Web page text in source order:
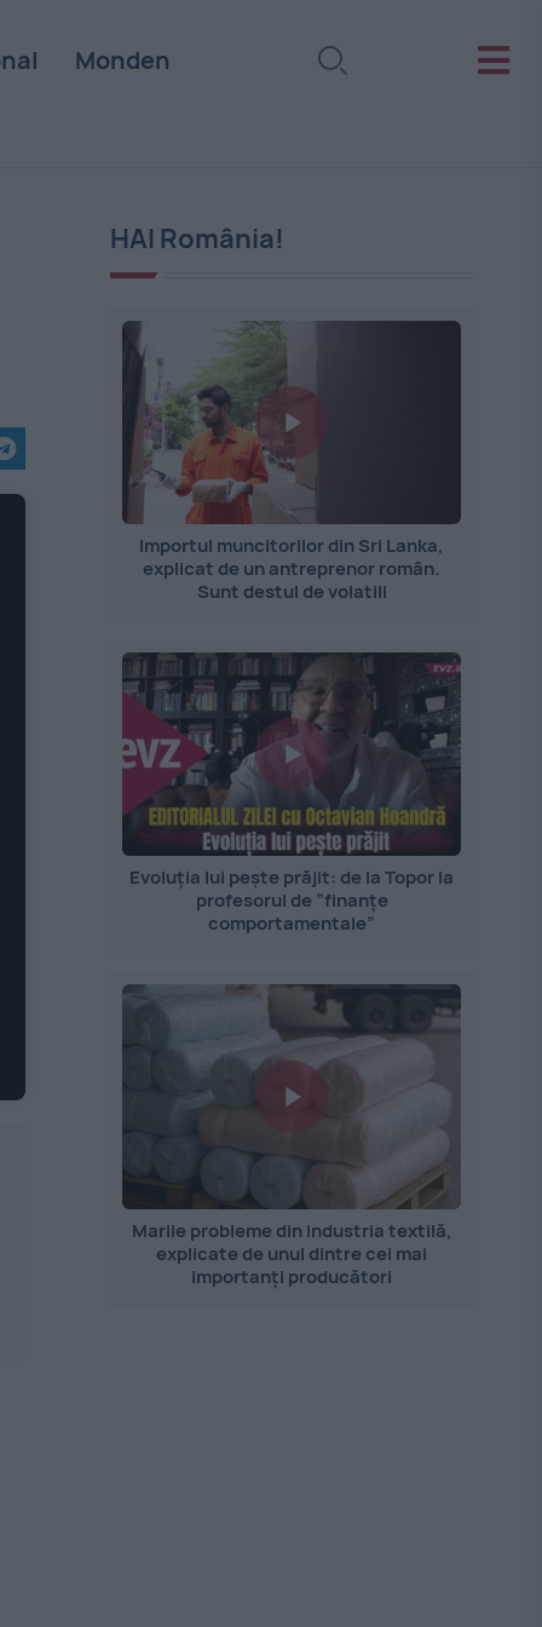
Monden
HAI România!
Importul muncitorilor din Sri Lanka,
explicat de un antreprenor român.
Sunt destul de volatili
Evoluția lui pește prăjit: de la Topor la
profesorul de ”finanțe
comportamentale”
Marile probleme din industria textilă,
explicate de unul dintre cei mai
importanți producători